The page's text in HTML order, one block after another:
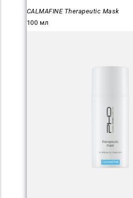
CALMAFINE Therapeutic Mask
100 мл